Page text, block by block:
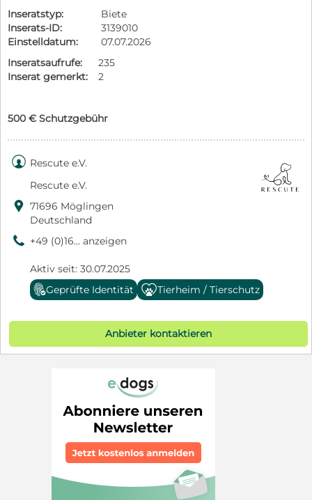
Inseratstyp:
Biete
Inserats-ID:
3139010
Einstelldatum:
07.07.2026
Inseratsaufrufe:
235
Inserat gemerkt:
2
500 € Schutzgebühr
 Rescute e.V.
Rescute e.V.
 71696 Möglingen
Deutschland
9 +49 (0)16... anzeigen
Aktiv seit: 30.07.2025
Geprüfte Identität
Tierheim / Tierschutz
Anbieter kontaktieren